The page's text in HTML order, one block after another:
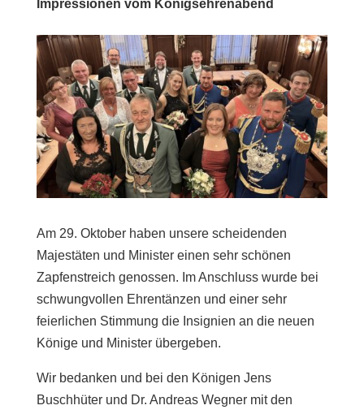
Impressionen vom Königsehrenabend
Am 29. Oktober haben unsere scheidenden
Majestäten und Minister einen sehr schönen
Zapfenstreich genossen. Im Anschluss wurde bei
schwungvollen Ehrentänzen und einer sehr
feierlichen Stimmung die Insignien an die neuen
Könige und Minister übergeben.
Wir bedanken und bei den Königen Jens
Buschhüter und Dr. Andreas Wegner mit den